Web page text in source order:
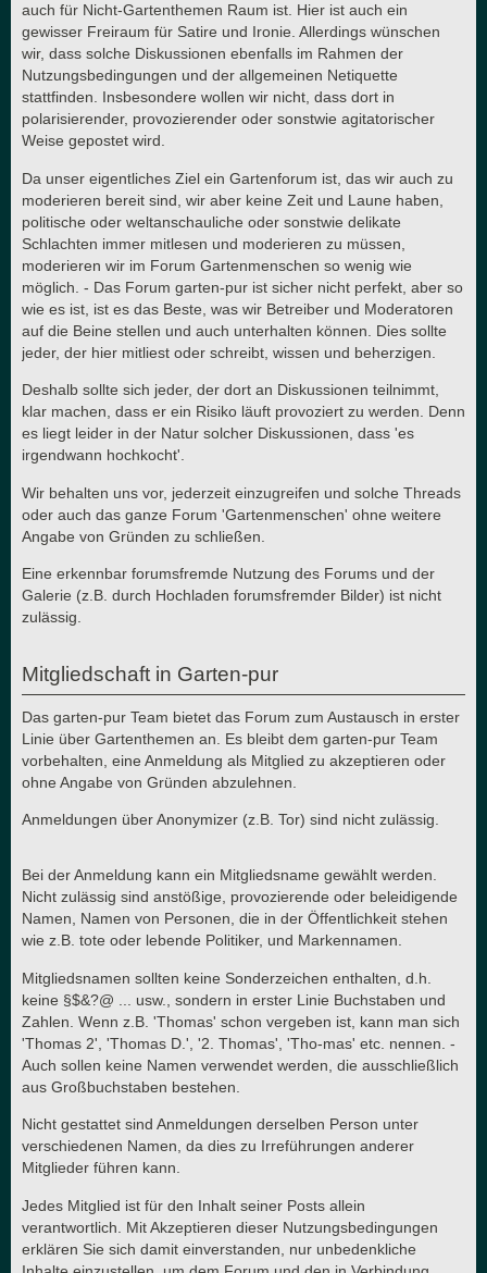
auch für Nicht-Gartenthemen Raum ist. Hier ist auch ein
gewisser Freiraum für Satire und Ironie. Allerdings wünschen
wir, dass solche Diskussionen ebenfalls im Rahmen der
Nutzungsbedingungen und der allgemeinen Netiquette
stattfinden. Insbesondere wollen wir nicht, dass dort in
polarisierender, provozierender oder sonstwie agitatorischer
Weise gepostet wird.
Da unser eigentliches Ziel ein Gartenforum ist, das wir auch zu
moderieren bereit sind, wir aber keine Zeit und Laune haben,
politische oder weltanschauliche oder sonstwie delikate
Schlachten immer mitlesen und moderieren zu müssen,
moderieren wir im Forum Gartenmenschen so wenig wie
möglich. - Das Forum garten-pur ist sicher nicht perfekt, aber so
wie es ist, ist es das Beste, was wir Betreiber und Moderatoren
auf die Beine stellen und auch unterhalten können. Dies sollte
jeder, der hier mitliest oder schreibt, wissen und beherzigen.
Deshalb sollte sich jeder, der dort an Diskussionen teilnimmt,
klar machen, dass er ein Risiko läuft provoziert zu werden. Denn
es liegt leider in der Natur solcher Diskussionen, dass 'es
irgendwann hochkocht'.
Wir behalten uns vor, jederzeit einzugreifen und solche Threads
oder auch das ganze Forum 'Gartenmenschen' ohne weitere
Angabe von Gründen zu schließen.
Eine erkennbar forumsfremde Nutzung des Forums und der
Galerie (z.B. durch Hochladen forumsfremder Bilder) ist nicht
zulässig.
Mitgliedschaft in Garten-pur
Das garten-pur Team bietet das Forum zum Austausch in erster
Linie über Gartenthemen an. Es bleibt dem garten-pur Team
vorbehalten, eine Anmeldung als Mitglied zu akzeptieren oder
ohne Angabe von Gründen abzulehnen.
Anmeldungen über Anonymizer (z.B. Tor) sind nicht zulässig.
Bei der Anmeldung kann ein Mitgliedsname gewählt werden.
Nicht zulässig sind anstößige, provozierende oder beleidigende
Namen, Namen von Personen, die in der Öffentlichkeit stehen
wie z.B. tote oder lebende Politiker, und Markennamen.
Mitgliedsnamen sollten keine Sonderzeichen enthalten, d.h.
keine §$&?@ ... usw., sondern in erster Linie Buchstaben und
Zahlen. Wenn z.B. 'Thomas' schon vergeben ist, kann man sich
'Thomas 2', 'Thomas D.', '2. Thomas', 'Tho-mas' etc. nennen. -
Auch sollen keine Namen verwendet werden, die ausschließlich
aus Großbuchstaben bestehen.
Nicht gestattet sind Anmeldungen derselben Person unter
verschiedenen Namen, da dies zu Irreführungen anderer
Mitglieder führen kann.
Jedes Mitglied ist für den Inhalt seiner Posts allein
verantwortlich. Mit Akzeptieren dieser Nutzungsbedingungen
erklären Sie sich damit einverstanden, nur unbedenkliche